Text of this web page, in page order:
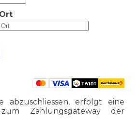
Ort
abzuschliessen, erfolgt eine
Zahlungsgateway der